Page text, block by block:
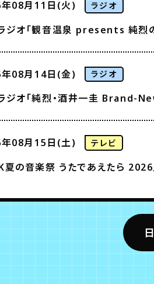
08月11日(火) ラジオ
ジオ「観音温泉 presents 純烈
08月14日(金) ラジオ
ジオ「純烈・酒井一圭 Brand-
08月15日(土) テレビ
夏の音楽祭 うたであえたら 2026